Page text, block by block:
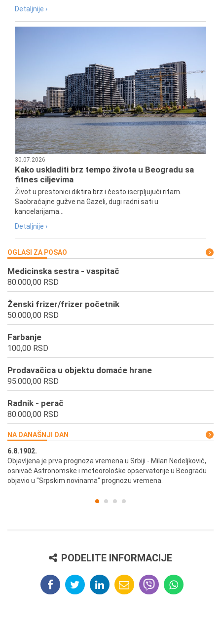
Detaljnije ›
30.07.2026
Kako uskladiti brz tempo života u Beogradu sa
fitnes ciljevima
Život u prestonici diktira brz i često iscrpljujući ritam.
Saobraćajne gužve na Gazeli, dugi radni sati u
kancelarijama...
Detaljnije ›
OGLASI ZA POSAO
Medicinska sestra - vaspitač
80.000,00 RSD
Ženski frizer/frizer početnik
50.000,00 RSD
Farbanje
100,00 RSD
Prodavačica u objektu domaće hrane
95.000,00 RSD
Radnik - perač
80.000,00 RSD
NA DANAŠNJI DAN
6.8.1902.
Objavljena je prva prognoza vremena u Srbiji - Milan Nedeljković,
osnivač Astronomske i meteorološke opservatorije u Beogradu
objavio u "Srpskim novinama" prognozu vremena.
PODELITE INFORMACIJE